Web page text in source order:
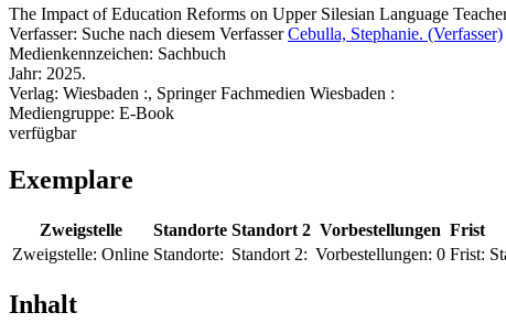
The Impact of Education Reforms on Upper Silesian Language
Verfasser: Suche nach diesem Verfasser Cebulla, Stephanie. (Verfasser)
Medienkennzeichen: Sachbuch
Jahr: 2025.
Verlag: Wiesbaden :, Springer Fachmedien Wiesbaden :
Mediengruppe: E-Book
verfügbar
Exemplare
Zweigstelle Standorte Standort 2 Vorbestellungen Frist
Zweigstelle: Online Standorte: Standort 2: Vorbestellungen: 0 Frist:
Inhalt